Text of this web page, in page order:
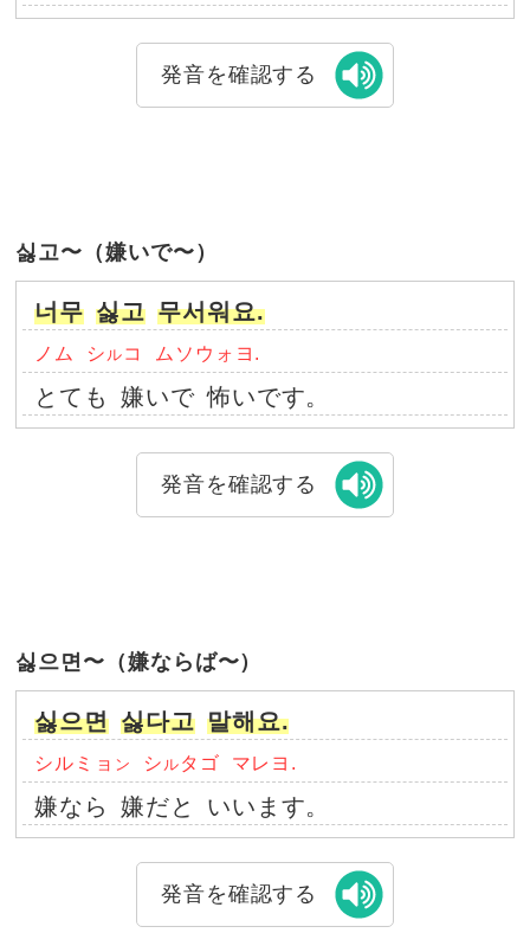
発音を確認する
싫고〜（嫌いで〜）
너무 싫고 무서워요.
ノム シ ル コ ムソウォヨ.
とても 嫌いで 怖いです。
発音を確認する
싫으면〜（嫌ならば〜）
싫으면 싫다고 말해요.
シルミョ ン シ ル タゴ マレヨ.
嫌なら 嫌だと いいます。
発音を確認する